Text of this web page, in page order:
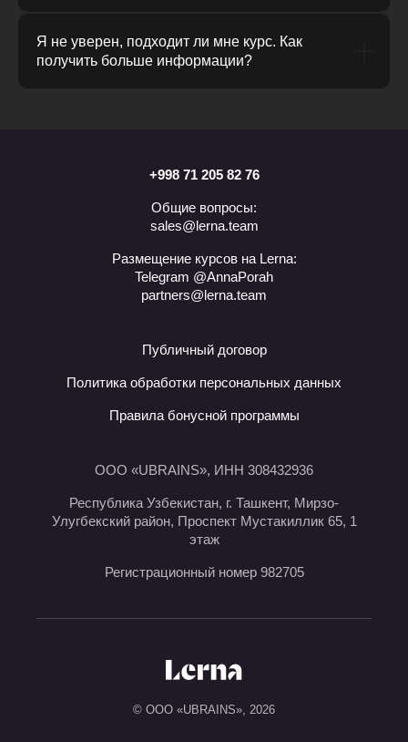
Я не уверен, подходит ли мне курс. Как
получить больше информации?
+998 71 205 82 76
Общие вопросы:
sales@lerna.team
Размещение курсов на Lerna:
Telegram @AnnaPorah
partners@lerna.team
Публичный договор
Политика обработки персональных данных
Правила бонусной программы
ООО «UBRAINS», ИНН 308432936
Республика Узбекистан, г. Ташкент, Мирзо-
Улугбекский район, Проспект Мустакиллик 65, 1
этаж
Регистрационный номер 982705
© ООО «UBRAINS», 2026